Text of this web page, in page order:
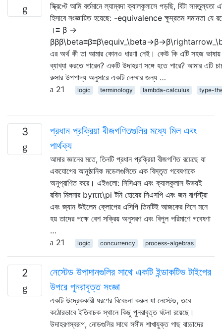
স্ক্রিপ্টে আমি বর্তমানে ল্যাম্বদা ক্যালকুলাসে পড়ছি, বিটা সমতুল্যতা
হিসাবে সংজ্ঞায়িত হয়েছে: -equivalence ক্ষুদ্রতম সমানতা যে
।≡ β →
এর অর্থ কী তা আমার কোনও ধারণা নেই। কেউ কি এটি সহজ ভাষায়
ব্যাখ্যা করতে পারেন? একটি উদাহরণ সঙ্গে হতে পারে? আমার এটি
রুসার উপপাদ্য অনুসারে একটি লেম্মার জন্য …
21
logic terminology lambda-calculus type-
3
প্রধান প্রক্রিয়া বীজগণিতগুলির মধ্যে মিল এবং
পার্থক্য
আমার জ্ঞানের মতে, তিনটি প্রধান প্রক্রিয়া বীজগণিত রয়েছে যা
একযোগের আনুষ্ঠানিক মডেলগুলিতে এক বিস্তৃত গবেষণাকে
অনুপ্রাণিত করে। এইগুলো: সিসিএস এবং ক্যালকুলাস উভয়ই
রবিন মিলনার byππ\pi টনি হোয়ের সিএসপি এবং জন বার্গস্ট্রা
এবং জ্যান উইলেম ক্লোপের এসিপি তিনটিই আজকের দিনে মনে
হয় তাদের পক্ষে বেশ সক্রিয় অনুসরণ এবং বিপুল পরিমাণে গবেষণা
…
21
logic concurrency process-algebras
2
নেস্টেড উপাদানগুলির সাথে একটি ইন্ডাকটিভ টাইপের
উপরে পুনরাবৃত্ত সংজ্ঞা
একটি উদ্রেককারী ধরণের বিবেচনা করুন যা নেস্টেড, তবে
কঠোরভাবে ইতিবাচক স্থানে কিছু পুনরাবৃত্ত ঘটনা রয়েছে।
উদাহরণস্বরূপ, নোডগুলির সাথে সসীম শাখাযুক্ত গাছ বাচ্চাদের